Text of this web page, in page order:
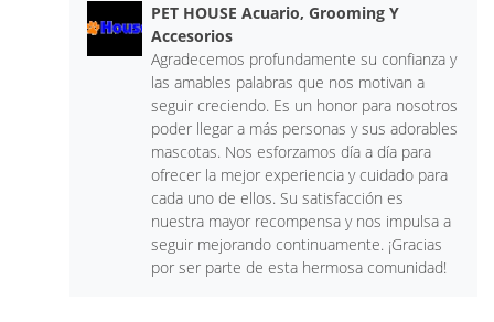
PET HOUSE Acuario, Grooming Y
Accesorios
Agradecemos profundamente su confianza y
las amables palabras que nos motivan a
seguir creciendo. Es un honor para nosotros
poder llegar a más personas y sus adorables
mascotas. Nos esforzamos día a día para
ofrecer la mejor experiencia y cuidado para
cada uno de ellos. Su satisfacción es
nuestra mayor recompensa y nos impulsa a
seguir mejorando continuamente. ¡Gracias
por ser parte de esta hermosa comunidad!